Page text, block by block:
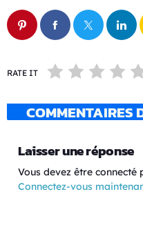
RATE IT
COMMENTAIRES
Laisser une réponse
Vous devez être
Connectez-vous